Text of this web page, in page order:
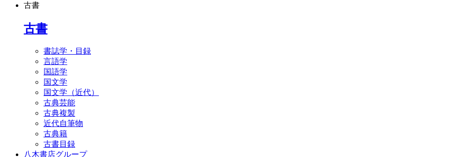
古書
古書
書誌学・目録
言語学
国語学
国文学
国文学（近代）
古典芸能
古典複製
近代自筆物
古典籍
古書目録
八木書店グループ